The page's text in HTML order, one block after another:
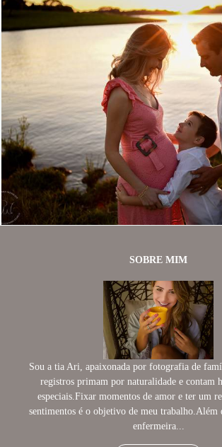
1243 0
SOBRE MIM
Sou a tia Ari, apaixonada por fotografia de
registros primam por naturalidade e contam
especiais.Fixar momentos de amor e ter um
sentimentos é o objetivo de meu trabalho.Além
enfermeira...